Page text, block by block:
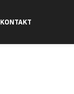
KONTAKT